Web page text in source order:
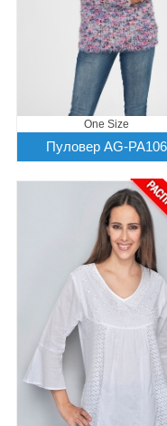
One Size
Пуловер AG-PA106